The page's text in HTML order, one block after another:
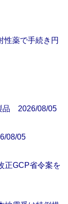
性薬で手続き円
品 2026/08/05
08/05
正GCP省令案を